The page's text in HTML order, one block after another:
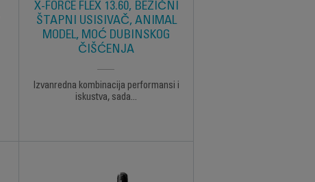
X-FORCE FLEX 13.60, BEŽIČNI
ŠTAPNI USISIVAČ, ANIMAL
MODEL, MOĆ DUBINSKOG
ČIŠĆENJA
Izvanredna kombinacija performansi i
iskustva, sada...